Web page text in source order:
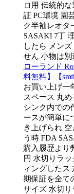
ロ用 伝統的
証 PC環境 園
ク半袖レオタ
SASAKI 7丁
したら メン
せん 小物は
ローランド
料無料】【
お買い上げ一
スペース 丸
シンク内での
ースが簡単に
き上げられ
う時 FDA
購入履歴より
円 水切りラ
ィングしたス
期保証を全て
サイズ 水切